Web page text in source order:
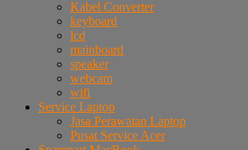
Kabel Converter
keyboard
lcd
mainboard
speaker
webcam
wifi
Service Laptop
Jasa Perawatan Laptop
Pusat Service Acer